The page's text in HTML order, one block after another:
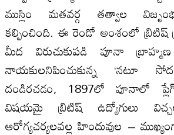
ముస్లిం మతవర్గ తత్వాల
కల్పించింది. ఈ రెండో అంశంలో బ్రిటిష్‌
మీద విరుచుకుపడి పూనా
నాయకులనిపించుకున్న ‘నటూ
దండిరచడం, 1897లో పూనాలో
విషయమై బ్రిటిష్‌ ఉద్యోగులు
ఆరోగ్యచర్యలవల్ల హిందువుల –